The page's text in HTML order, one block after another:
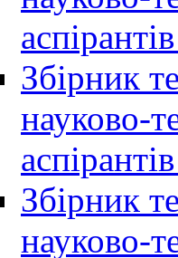
Збірник
науково-
Збірник
науково-